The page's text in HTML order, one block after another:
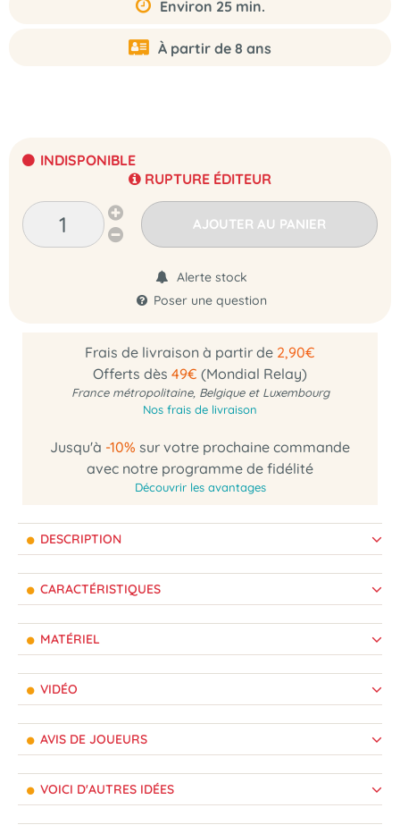
Environ 25 min.
À partir de 8 ans
INDISPONIBLE
RUPTURE ÉDITEUR
AJOUTER AU PANIER
Alerte stock
Poser une question
Frais de livraison à partir de 2,90€
Offerts dès 49€ (Mondial Relay)
France métropolitaine, Belgique et Luxembourg
Nos frais de livraison
Jusqu'à -10% sur votre prochaine commande
avec notre programme de fidélité
Découvrir les avantages
DESCRIPTION
CARACTÉRISTIQUES
MATÉRIEL
VIDÉO
AVIS DE JOUEURS
VOICI D'AUTRES IDÉES